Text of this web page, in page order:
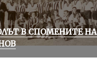
В СПОМЕНИТЕ НА